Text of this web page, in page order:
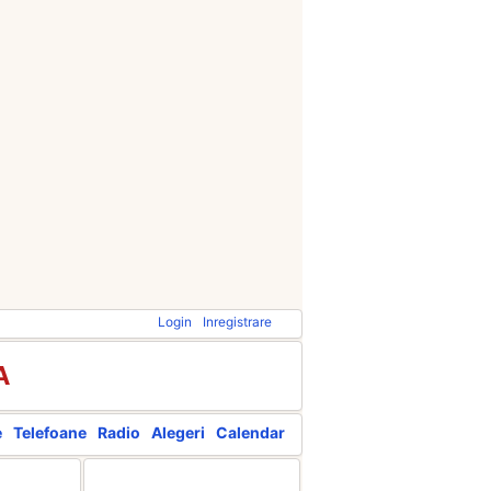
Login Inregistrare
Telefoane Radio Alegeri Calendar